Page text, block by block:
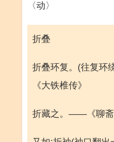
〈动〉
折叠
折叠环复。(往复
《大铁椎传》
折藏之。——《聊斋